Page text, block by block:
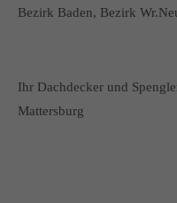
Bezirk Baden, Bezirk
Ihr Dachdecker und
Mattersburg